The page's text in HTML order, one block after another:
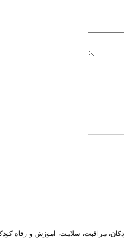
مراقبت، سلامت، آموزش و رفاه